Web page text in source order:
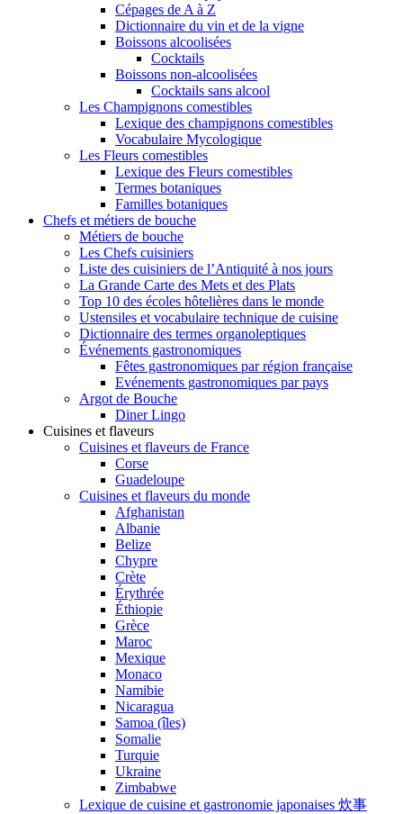
Cépages de A à Z
Dictionnaire du vin et de la vigne
Boissons alcoolisées
Cocktails
Boissons non-alcoolisées
Cocktails sans alcool
Les Champignons comestibles
Lexique des champignons comestibles
Vocabulaire Mycologique
Les Fleurs comestibles
Lexique des Fleurs comestibles
Termes botaniques
Familles botaniques
Chefs et métiers de bouche
Métiers de bouche
Les Chefs cuisiniers
Liste des cuisiniers de l’Antiquité à nos jours
La Grande Carte des Mets et des Plats
Top 10 des écoles hôtelières dans le monde
Ustensiles et vocabulaire technique de cuisine
Dictionnaire des termes organoleptiques
Événements gastronomiques
Fêtes gastronomiques par région française
Evénements gastronomiques par pays
Argot de Bouche
Diner Lingo
Cuisines et flaveurs
Cuisines et flaveurs de France
Corse
Guadeloupe
Cuisines et flaveurs du monde
Afghanistan
Albanie
Belize
Chypre
Crète
Érythrée
Éthiopie
Grèce
Maroc
Mexique
Monaco
Namibie
Nicaragua
Samoa (îles)
Somalie
Turquie
Ukraine
Zimbabwe
Lexique de cuisine et gastronomie japonaises 炊事